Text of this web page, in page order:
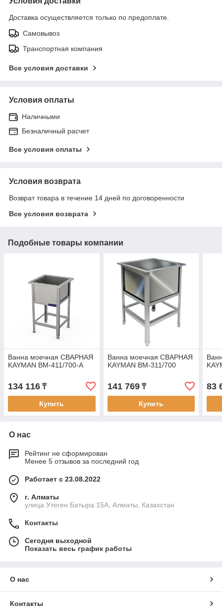
Доставка осуществляется только по предоплате.
Самовывоз
Транспортная компания
Все условия доставки
Условия оплаты
Наличными
Безналичный расчет
Все условия оплаты
Условия возврата
Возврат товара в течение 14 дней по договоренности
Все условия возврата
Подобные товары компании
Ванна моечная СВАРНАЯ
KAYMAN ВМ-411/700-А
134 116 ₸
Купить
Ванна моечная СВАРНАЯ
KAYMAN ВМ-311/700
141 769₸
Купить
83
О нас
Рейтинг не сформирован
Менее 5 отзывов за последний год
Работает с 23.08.2022
г. Алматы
улица Утеген Батыра 15А, Алматы, Казахстан
Контакты
Сегодня выходной
Показать весь график работы
О нас
Контакты